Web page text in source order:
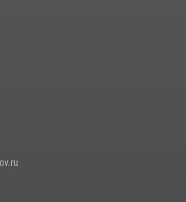
для школьников в Подмосковье